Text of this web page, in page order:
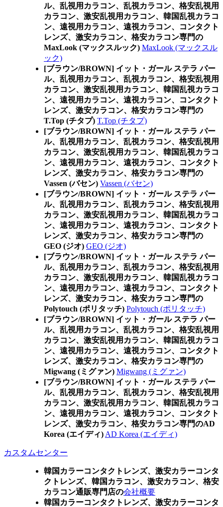
ル、乱視用カラコン、乱視カラコン、格安乱視用
カラコン、激安乱視用カラコン、韓国乱視カラコ
ン、遠視用カラコン、遠視カラコン、コンタクト
レンズ、激安カラコン、格安カラコン専門の
MaxLook (マックスルック) MaxLook (マックスル
ック)
[ブラウン/BROWN] イット・ガール ステラ パー
ル、乱視用カラコン、乱視カラコン、格安乱視用
カラコン、激安乱視用カラコン、韓国乱視カラコ
ン、遠視用カラコン、遠視カラコン、コンタクト
レンズ、激安カラコン、格安カラコン専門の
T.Top (チタプ) T.Top (チタプ)
[ブラウン/BROWN] イット・ガール ステラ パー
ル、乱視用カラコン、乱視カラコン、格安乱視用
カラコン、激安乱視用カラコン、韓国乱視カラコ
ン、遠視用カラコン、遠視カラコン、コンタクト
レンズ、激安カラコン、格安カラコン専門の
Vassen (バセン) Vassen (バセン)
[ブラウン/BROWN] イット・ガール ステラ パー
ル、乱視用カラコン、乱視カラコン、格安乱視用
カラコン、激安乱視用カラコン、韓国乱視カラコ
ン、遠視用カラコン、遠視カラコン、コンタクト
レンズ、激安カラコン、格安カラコン専門の
GEO (ジオ) GEO (ジオ)
[ブラウン/BROWN] イット・ガール ステラ パー
ル、乱視用カラコン、乱視カラコン、格安乱視用
カラコン、激安乱視用カラコン、韓国乱視カラコ
ン、遠視用カラコン、遠視カラコン、コンタクト
レンズ、激安カラコン、格安カラコン専門の
Polytouch (ポリタッチ) Polytouch (ポリタッチ)
[ブラウン/BROWN] イット・ガール ステラ パー
ル、乱視用カラコン、乱視カラコン、格安乱視用
カラコン、激安乱視用カラコン、韓国乱視カラコ
ン、遠視用カラコン、遠視カラコン、コンタクト
レンズ、激安カラコン、格安カラコン専門の
Migwang (ミグァン) Migwang (ミグァン)
[ブラウン/BROWN] イット・ガール ステラ パー
ル、乱視用カラコン、乱視カラコン、格安乱視用
カラコン、激安乱視用カラコン、韓国乱視カラコ
ン、遠視用カラコン、遠視カラコン、コンタクト
レンズ、激安カラコン、格安カラコン専門のAD
Korea (エイディ) AD Korea (エイディ)
カスタムセンター
韓国カラーコンタクトレンズ、激安カラーコンタ
クトレンズ、韓国カラコン、激安カラコン、格安
カラコン通販専門店の会社概要
韓国カラーコンタクトレンズ、激安カラーコンタ